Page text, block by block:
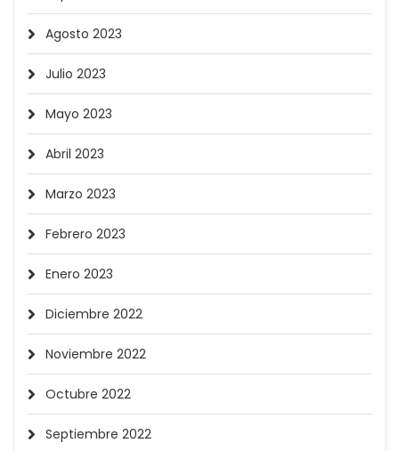
Agosto 2023
Julio 2023
Mayo 2023
Abril 2023
Marzo 2023
Febrero 2023
Enero 2023
Diciembre 2022
Noviembre 2022
Octubre 2022
Septiembre 2022